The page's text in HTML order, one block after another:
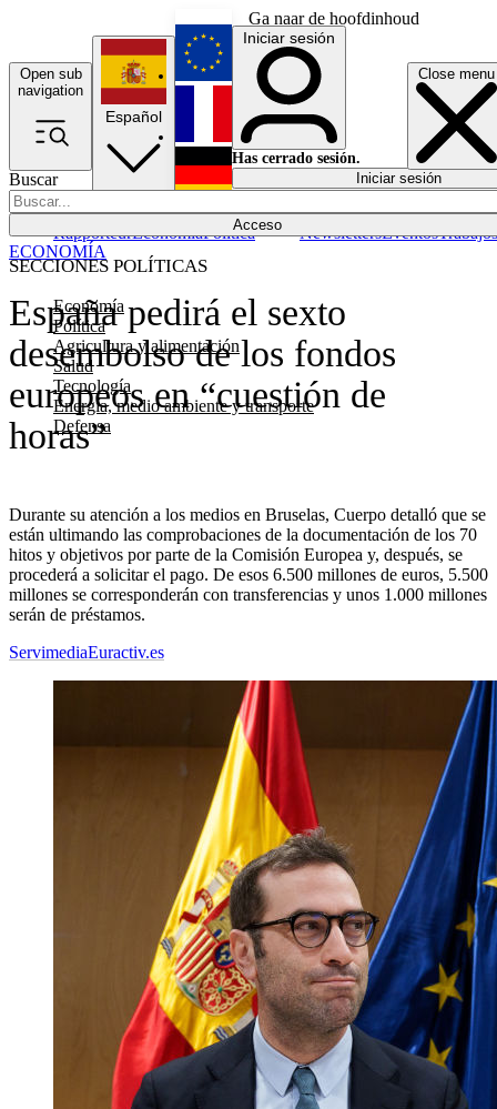
Ga naar de hoofdinhoud
Open sub
navigation
Close menu
Buscar
Acceso
SECCIONES POLÍTICAS
Economía
Política
Agricultura y alimentación
Salud
Tecnología
Energía, medio ambiente y transporte
Defensa
RapporteurEconomíaPolítica NewslettersEventosTrabajos
Español
English
Français
Iniciar sesión
Has cerrado sesión.
Iniciar sesión
España pedirá el sexto
desembolso de los fondos
europeos en “cuestión de
horas”
Durante su atención a los medios en Bruselas, Cuerpo detalló que se
están ultimando las comprobaciones de la documentación de los 70
hitos y objetivos por parte de la Comisión Europea y, después, se
procederá a solicitar el pago. De esos 6.500 millones de euros, 5.500
millones se corresponderán con transferencias y unos 1.000 millones
serán de préstamos.
ECONOMÍA
ServimediaEuractiv.es